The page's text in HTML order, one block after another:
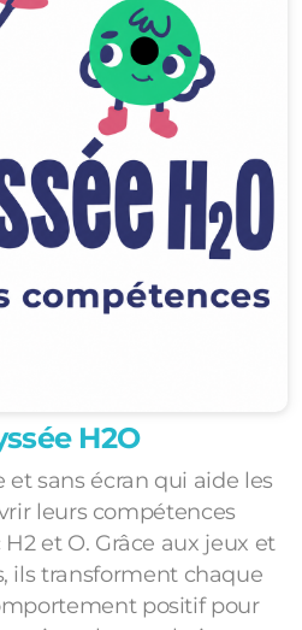
H2O
sans écran qui aide les
leurs compétences
et O. Grâce aux jeux et
ils transforment chaque
positif pour